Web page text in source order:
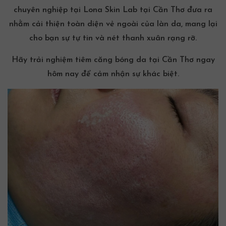
chuyên nghiệp tại Lona Skin Lab tại Cần Thơ đưa ra
nhằm cải thiện toàn diện vẻ ngoài của làn da, mang lại
cho bạn sự tự tin và nét thanh xuân rạng rỡ.
Hãy trải nghiệm tiêm căng bóng da tại Cần Thơngay
hôm nay để cảm nhận sự khác biệt.